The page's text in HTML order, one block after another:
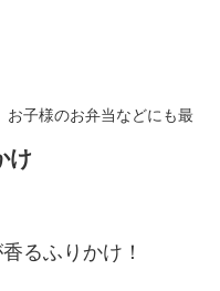
お子様のお弁当などにも最
け
るふりかけ！